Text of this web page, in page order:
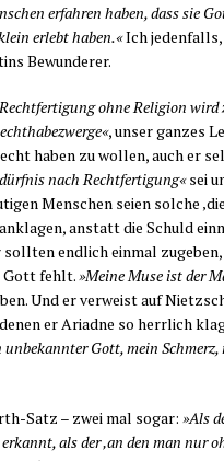
erfah­ren haben, dass sie
erlebt haben.«Ich
Bewunderer.
ohne Reli­gi­on
, unser gan­zes
haben zu wol­len, auch er
nach Recht­fer­ti­gung«sei
Men­schen sei­en sol­che
anstatt die Schuld
soll­ten end­lich ein­mal zuge­ben,
Gott fehlt.»Mei­ne Muse ist der
Und er ver­weist auf
er Ari­ad­ne so herr­lich
unbe­kann­ter Gott, mein
Satz – zwei mal sogar: »Als
als der ‚an den man nur